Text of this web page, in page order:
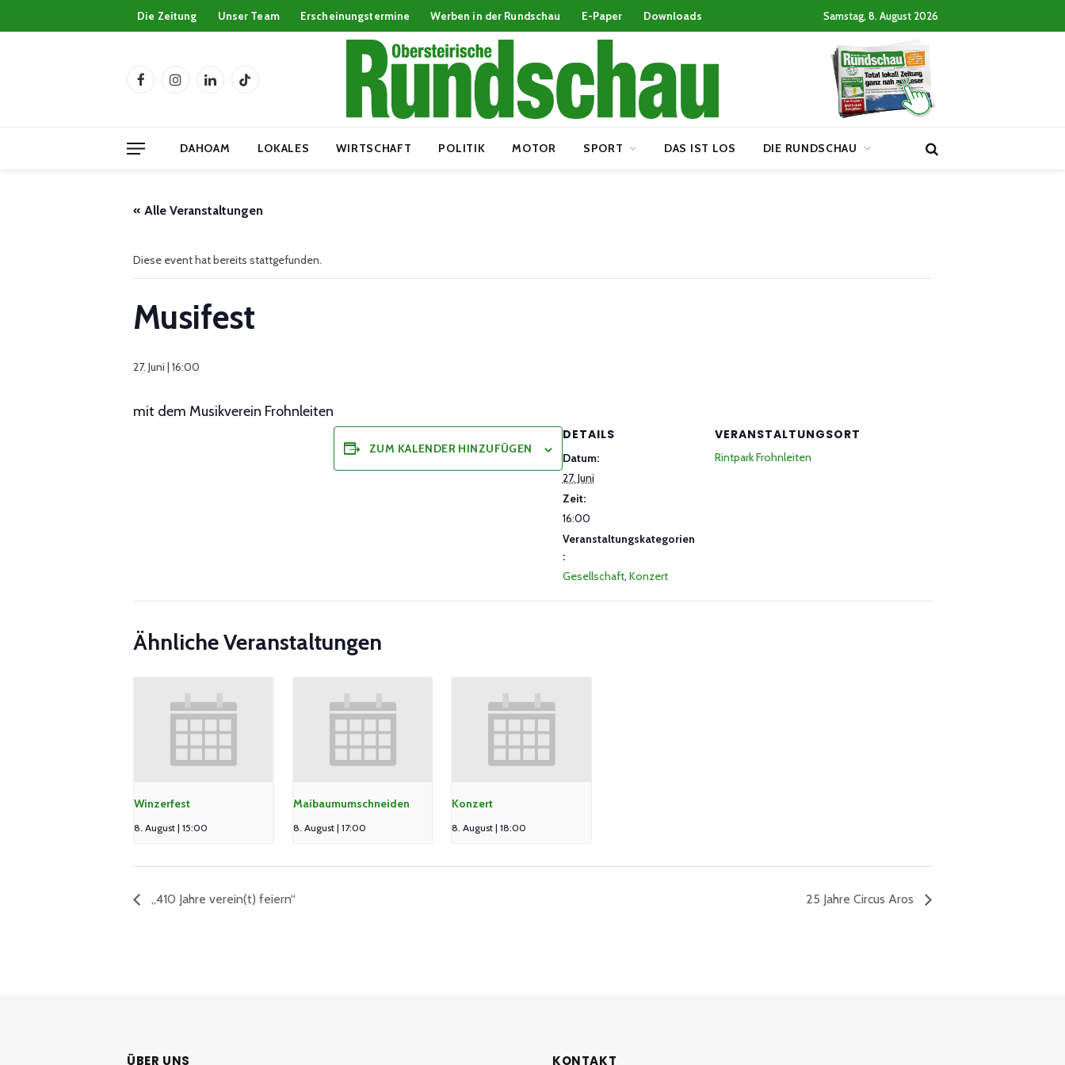
Die Zeitung Unser Team Erscheinungstermine Werben in der Rundschau E-Paper Downloads Samstag, 8. August 2026
FacebookInstagramLinkedInTikTok
DAHOAM LOKALES WIRTSCHAFT POLITIK MOTOR SPORT DAS IST LOS DIE RUNDSCHAU
« Alle Veranstaltungen
Diese event hat bereits stattgefunden.
Musifest
27. Juni | 16:00
mit dem Musikverein Frohnleiten
ZUM KALENDER HINZUFÜGEN
DETAILS
Datum:
27. Juni
Zeit:
16:00
Veranstaltungskategorien
:
Gesellschaft, Konzert
VERANSTALTUNGSORT
Rintpark Frohnleiten
Ähnliche Veranstaltungen
Winzerfest
8. August | 15:00
Maibaumumschneiden
8. August | 17:00
Konzert
8. August | 18:00
„410 Jahre verein(t) feiern“ 25 Jahre Circus Aros
ÜBER UNS KONTAKT